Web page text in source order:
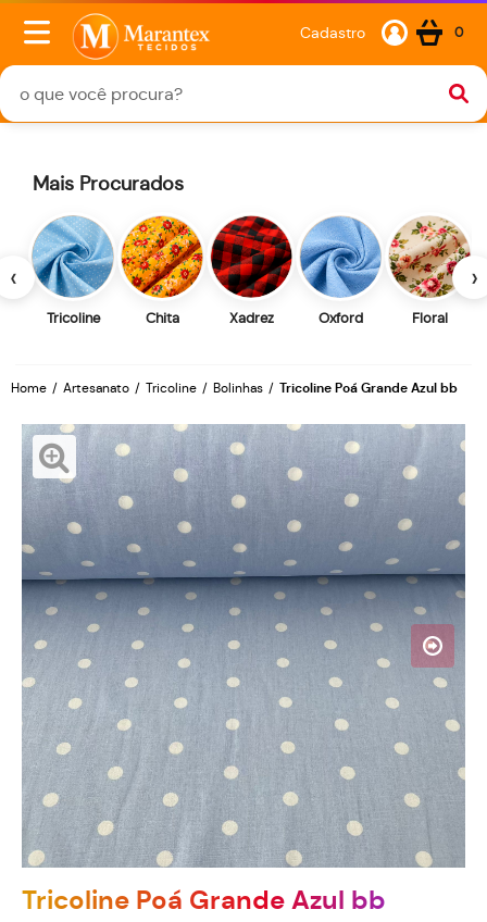
Cadastro 0
‹
Mais Procurados
Tricoline Chita Xadrez Oxford Floral
›
Home Artesanato Tricoline Bolinhas Tricoline Poá Grande Azul bb
Tricoline Poá Grande Azul bb